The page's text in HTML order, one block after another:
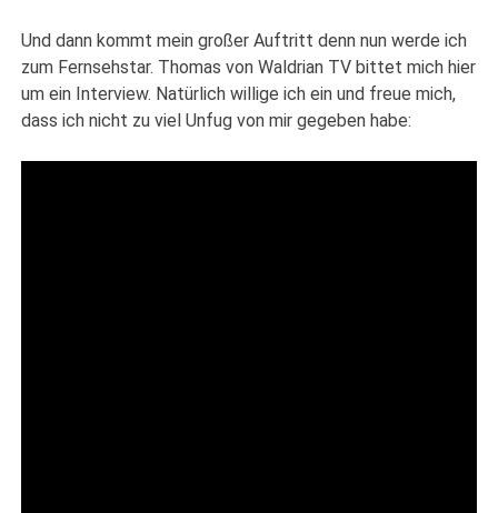
Und dann kommt mein großer Auftritt denn nun werde ich
zum Fernsehstar. Thomas von Waldrian TV bittet mich hier
um ein Interview. Natürlich willige ich ein und freue mich,
dass ich nicht zu viel Unfug von mir gegeben habe: